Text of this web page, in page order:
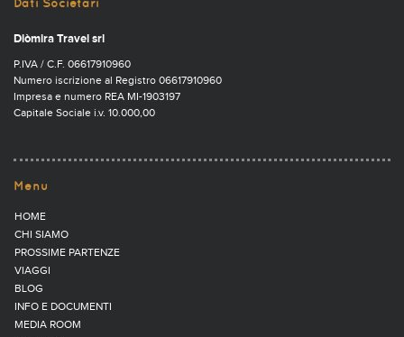
Diòmira Travel srl
P.IVA / C.F. 06617910960
Numero iscrizione al Registro 06617910960
Impresa e numero REA MI-1903197
Capitale Sociale i.v. 10.000,00
Menu
HOME
CHI SIAMO
PROSSIME PARTENZE
VIAGGI
BLOG
INFO E DOCUMENTI
MEDIA ROOM